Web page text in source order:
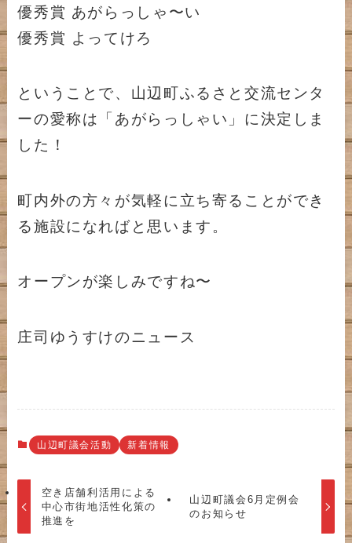
優秀賞 あがらっしゃ〜い
優秀賞 よってけろ
ということで、山辺町ふるさと交流センタ
ーの愛称は「あがらっしゃい」に決定しま
した！
町内外の方々が気軽に立ち寄ることができ
る施設になればと思います。
オープンが楽しみですね〜
庄司ゆうすけのニュース
山辺町議会活動 新着情報
空き店舗利活用による
中心市街地活性化策の
推進を
山辺町議会6月定例会
のお知らせ